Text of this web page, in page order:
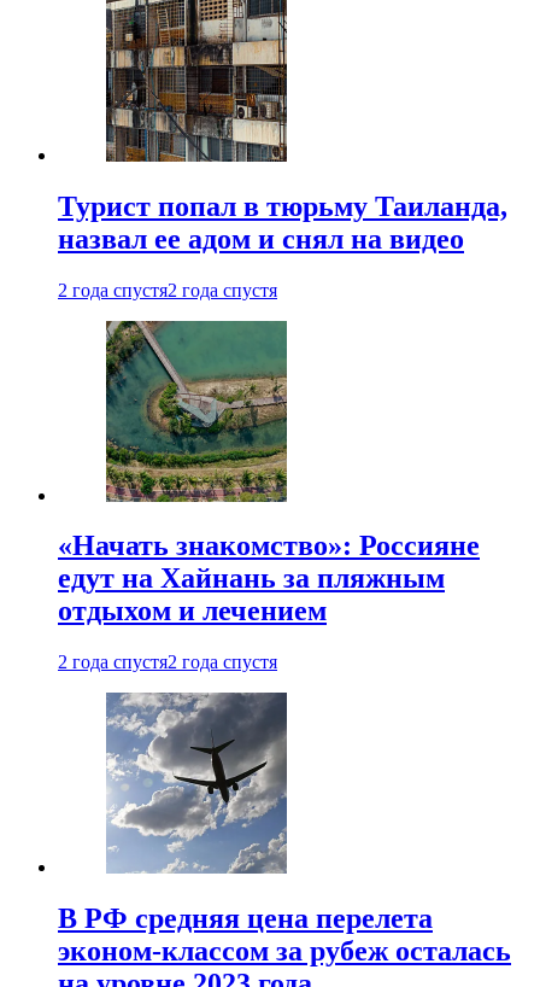
Турист попал в тюрьму Таиланда,
назвал ее адом и снял на видео
2 года спустя2 года спустя
«Начать знакомство»: Россияне
едут на Хайнань за пляжным
отдыхом и лечением
2 года спустя2 года спустя
В РФ средняя цена перелета
эконом-классом за рубеж осталась